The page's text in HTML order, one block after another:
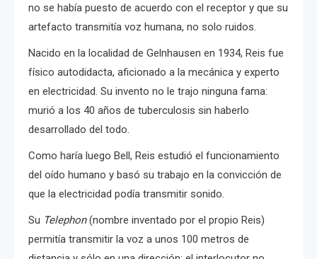
no se había puesto de acuerdo con el receptor y que su
artefacto transmitía voz humana, no solo ruidos.
Nacido en la localidad de Gelnhausen en 1934, Reis fue
físico autodidacta, aficionado a la mecánica y experto
en electricidad. Su invento no le trajo ninguna fama:
murió a los 40 años de tuberculosis sin haberlo
desarrollado del todo.
Como haría luego Bell, Reis estudió el funcionamiento
del oído humano y basó su trabajo en la convicción de
que la electricidad podía transmitir sonido.
Su Telephon(nombre inventado por el propio Reis)
permitía transmitir la voz a unos 100 metros de